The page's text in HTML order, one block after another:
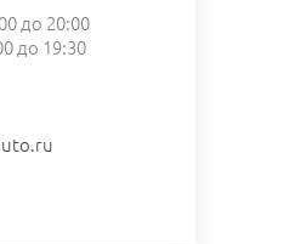
до 20:00
до 19:30